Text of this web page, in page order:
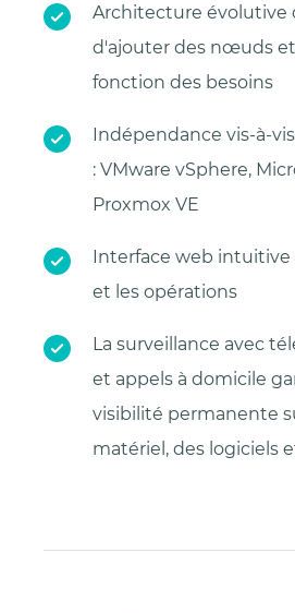
Architecture évolutive
d'ajouter des nœuds
fonction des besoins
Indépendance vis-à-
: VMware vSphere,
Proxmox VE
Interface web intuitive
et les opérations
La surveillance avec
et appels à domicile
visibilité permanente
matériel, des logiciels